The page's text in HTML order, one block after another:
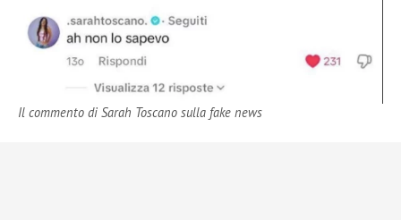
Il commento di Sarah Toscano sulla fake news